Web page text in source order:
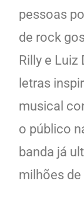
pessoas
de rock
Rilly e Luiz
letras
musical
o público
banda já
milhões